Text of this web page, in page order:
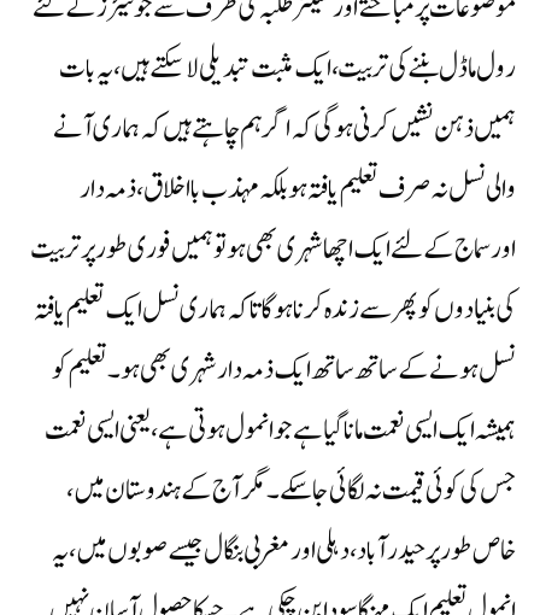
رول ماڈل بننے کی تربیت، ایک مثبت تبدیلی لا سکتے ہیں،یہ بات
ہمیں ذہن نشیں کرنی ہوگی کہ اگر ہم چاہتے ہیں کہ ہماری آنے
والی نسل نہ صرف تعلیم یافتہ ہو بلکہ مہذب با اخلاق،ذمہ دار
اورسماج کے لئے ایک اچھا شہری بھی ہو تو ہمیں فوری طور پر تربیت
کی بنیادوں کو پھر سے زندہ کرنا ہوگا تاکہ ہماری نسل ایک تعلیم یافتہ
نسل ہونے کے ساتھ ساتھ ایک ذمہ دار شہری بھی ہو۔تعلیم کو
ہمیشہ ایک ایسی نعمت مانا گیا ہے جو انمول ہوتی ہے، یعنی ایسی نعمت
جس کی کوئی قیمت نہ لگائی جاسکے۔ مگر آج کے ہندوستان میں،
خاص طور پر حیدرآباد،دہلی اور مغربی بنگال جیسے صوبوں میں،یہ